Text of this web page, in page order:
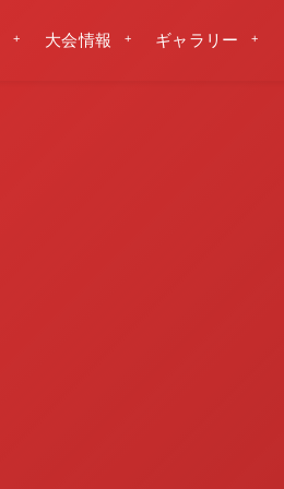
大会情報 ギャラリー